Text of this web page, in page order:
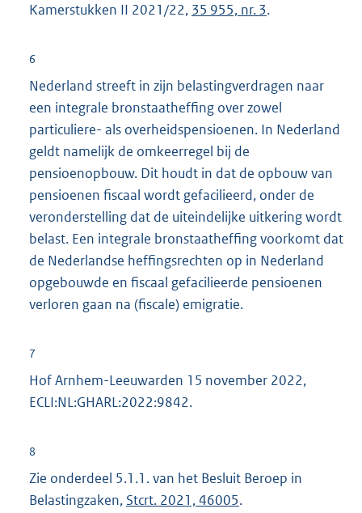
n
:
Kamerstukken II 2021/22, 35 955, nr. 3.
6
Nederland streeft in zijn belastingverdragen naar
een integrale bronstaatheffing over zowel
particuliere- als overheidspensioenen. In Nederland
geldt namelijk de omkeerregel bij de
pensioenopbouw. Dit houdt in dat de opbouw van
pensioenen fiscaal wordt gefacilieerd, onder de
veronderstelling dat de uiteindelijke uitkering wordt
belast. Een integrale bronstaatheffing voorkomt dat
de Nederlandse heffingsrechten op in Nederland
opgebouwde en fiscaal gefacilieerde pensioenen
verloren gaan na (fiscale) emigratie.
7
Hof Arnhem-Leeuwarden 15 november 2022,
ECLI:NL:GHARL:2022:9842.
8
Zie onderdeel 5.1.1. van het Besluit Beroep in
Belastingzaken, Stcrt. 2021, 46005.